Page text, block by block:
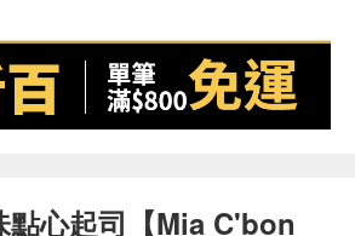
點心起司【Mia C'bon